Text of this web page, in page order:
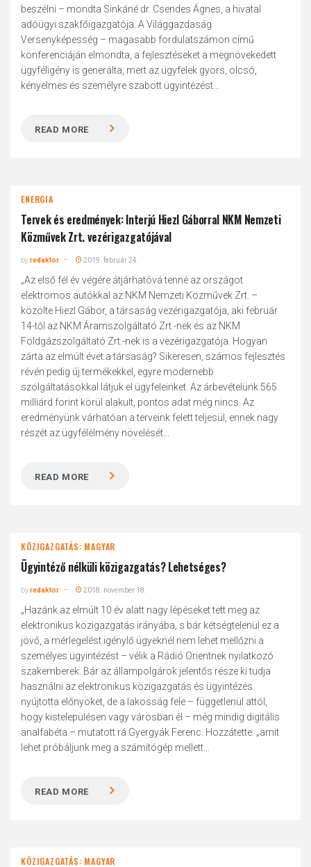
beszélni – mondta Sinkáné dr. Csendes Ágnes, a hivatal
adóügyi szakfőigazgatója. A Világgazdaság
Versenyképesség – magasabb fordulatszámon című
konferenciáján elmondta, a fejlesztéseket a megnövekedett
ügyféligény is generálta, mert az ügyfelek gyors, olcsó,
kényelmes és személyre szabott ügyintézést...
READ MORE
ENERGIA
Tervek és eredmények: Interjú Hiezl Gáborral NKM Nemzeti
Közművek Zrt. vezérigazgatójával
byredaktor 2019. február 24.
„Az első fél év végére átjárhatóvá tenné az országot
elektromos autókkal az NKM Nemzeti Közművek Zrt. –
közölte Hiezl Gábor, a társaság vezérigazgatója, aki február
14-től az NKM Áramszolgáltató Zrt.-nek és az NKM
Földgázszolgáltató Zrt.-nek is a vezérigazgatója. Hogyan
zárta az elmúlt évet a társaság? Sikeresen, számos fejlesztés
révén pedig új termékekkel, egyre modernebb
szolgáltatásokkal látjuk el ügyfeleinket. Az árbevételünk 565
milliárd forint körül alakult, pontos adat még nincs. Az
eredményünk várhatóan a terveink felett teljesül, ennek nagy
részét az ügyfélélmény növelését...
READ MORE
KÖZIGAZGATÁS: MAGYAR
Ügyintéző nélküli közigazgatás? Lehetséges?
byredaktor 2018. november 18.
„Hazánk az elmúlt 10 év alatt nagy lépéseket tett meg az
elektronikus közigazgatás irányába, s bár kétségtelenül ez a
jövő, a mérlegelést igénylő ügyeknél nem lehet mellőzni a
személyes ügyintézést – vélik a Rádió Orientnek nyilatkozó
szakemberek. Bár az állampolgárok jelentős része ki tudja
használni az elektronikus közigazgatás és ügyintézés
nyújtotta előnyöket, de a lakosság fele – függetlenül attól,
hogy kistelepülésen vagy városban él – még mindig digitális
analfabéta – mutatott rá Gyergyák Ferenc. Hozzátette: „amit
lehet próbáljunk meg a számítógép mellett...
READ MORE
KÖZIGAZGATÁS: MAGYAR